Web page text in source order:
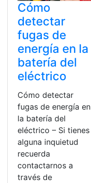
Cómo
detectar
fugas de
energía en la
batería del
eléctrico
Cómo detectar
fugas de energía en
la batería del
eléctrico – Si tienes
alguna inquietud
recuerda
contactarnos a
través de